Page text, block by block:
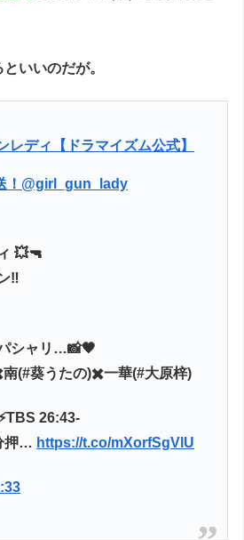
いいのだが。
レディ【ドラマイズム公式】
！ @girl_gun_lady
💥🔫
‼️
シャリ…📸🖤
(#葵うたの)✖️一華(#大原梓)
26:43-
押… https://t.co/mXorfSgVlU